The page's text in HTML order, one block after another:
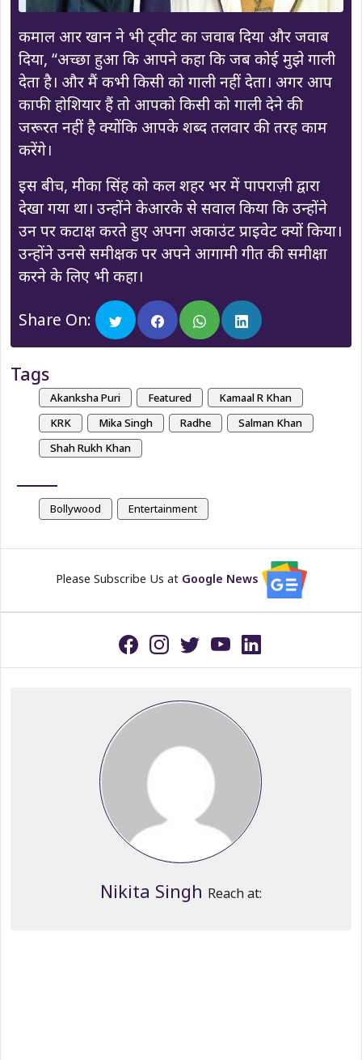
कमाल आर खान ने भी ट्वीट का जवाब दिया और जवाब
दिया, “अच्छा हुआ कि आपने कहा कि जब कोई मुझे गाली
देता है। और मैं कभी किसी को गाली नहीं देता। अगर आप
काफी होशियार हैं तो आपको किसी को गाली देने की
जरूरत नहीं है क्योंकि आपके शब्द तलवार की तरह काम
करेंगे।
इस बीच, मीका सिंह को कल शहर भर में पापराज़ी द्वारा
देखा गया था। उन्होंने केआरके से सवाल किया कि उन्होंने
उन पर कटाक्ष करते हुए अपना अकाउंट प्राइवेट क्यों किया।
उन्होंने उनसे समीक्षक पर अपने आगामी गीत की समीक्षा
करने के लिए भी कहा।
Share On:
Tags
Akanksha Puri Featured
Kamaal R Khan
KRK
Mika Singh Radhe
Salman Khan
Shah Rukh Khan
Bollywood Entertainment
Please Subscribe Us at Google News
Nikita Singh Reach at: